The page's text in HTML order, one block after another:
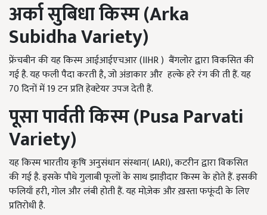
अर्का सुबिधा किस्म (Arka
Subidha Variety)
फ्रेंचबीन की यह किस्म आईआईएचआर (IIHR ) बैंगलोर द्वारा विकसित की
गई है. यह फली पैदा करती है, जो अंडाकार और हल्के हरे रंग की ती हैं. यह
70 दिनों में 19 टन प्रति हेक्टेयर उपज देती हैं.
पूसा पार्वती किस्म (Pusa Parvati
Variety)
यह किस्म भारतीय कृषि अनुसंधान संस्थान( IARI), कटरीन द्वारा विकसित
की गई है. इसके पौधे गुलाबी फूलों के साथ झाड़ीदार किस्म के होते हैं. इसकी
फलियाँ हरी, गोल और लंबी होती हैं. यह मोज़ेक और ख़स्ता फफूंदी के लिए
प्रतिरोधी है.